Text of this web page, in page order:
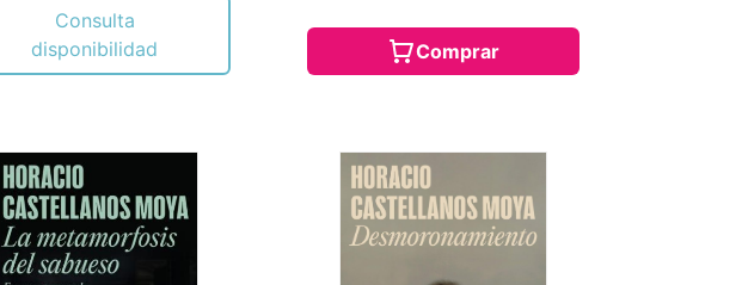
Consulta
disponibilidad
Comprar